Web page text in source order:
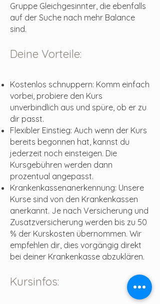
Gruppe Gleichgesinnter, die ebenfalls
auf der Suche nach mehr Balance
sind.
Deine Vorteile:
Kostenlos schnuppern: Komm einfach
vorbei, probiere den Kurs
unverbindlich aus und spüre, ob er zu
dir passt.
Flexibler Einstieg: Auch wenn der Kurs
bereits begonnen hat, kannst du
jederzeit noch einsteigen. Die
Kursgebühren werden dann
prozentual angepasst.
Krankenkassenanerkennung: Unsere
Kurse sind von den Krankenkassen
anerkannt. Je nach Versicherung und
Zusatzversicherung werden bis zu 50
% der Kurskosten übernommen. Wir
empfehlen dir, dies vorgängig direkt
bei deiner Krankenkasse abzuklären.
Kursinfos: